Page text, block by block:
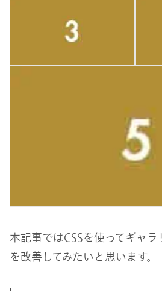
本記事ではCSSを使ってギャ
を改善してみたいと思います。